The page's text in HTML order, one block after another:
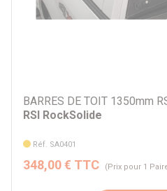
BARRES DE TOIT 1350mm
RSI RockSolide
Réf. SA0401
348,00 € TTC (Prix pour 1